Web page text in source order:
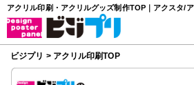
アクリル印刷・アクリルグッズ制作TOP｜アクスタ/
ビジプリ > アクリル印刷TOP